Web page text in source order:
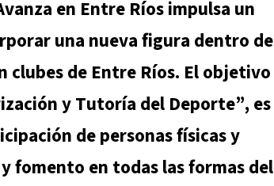
en Entre Ríos impulsa un
una nueva figura dentro de
de Entre Ríos. El objetivo
y Tutoría del Deporte”, es
de personas físicas y
fomento en todas las formas del